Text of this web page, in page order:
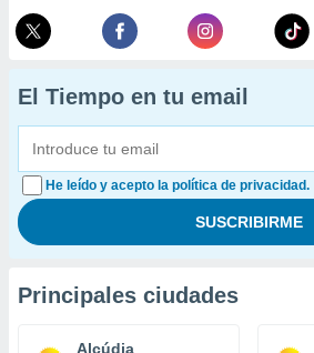
El Tiempo en tu email
He leído y acepto la política de privacidad.
Principales ciudades
Alcúdia